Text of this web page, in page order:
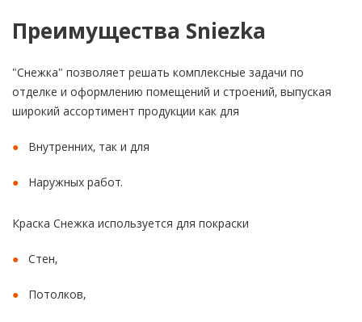
Преимущества Sniezka
"Снежка" позволяет решать комплексные задачи по
отделке и оформлению помещений и строений, выпуская
широкий ассортимент продукции как для
Внутренних, так и для
Наружных работ.
Краска Снежка используется для покраски
Стен,
Потолков,